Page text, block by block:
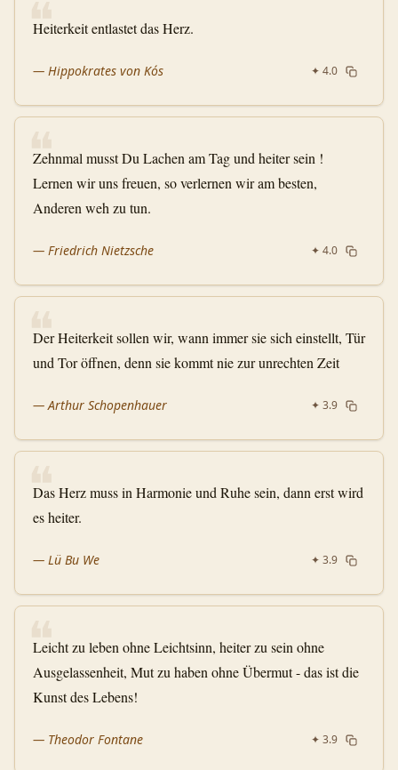
❝
Heiterkeit entlastet das Herz.
— Hippokrates von Kós ✦ 4.0
❝
Zehnmal musst Du Lachen am Tag und heiter sein !
Lernen wir uns freuen, so verlernen wir am besten,
Anderen weh zu tun.
— Friedrich Nietzsche ✦ 4.0
❝
Der Heiterkeit sollen wir, wann immer sie sich einstellt, Tür
und Tor öffnen, denn sie kommt nie zur unrechten Zeit
—Arthur Schopenhauer ✦ 3.9
❝
Das Herz muss in Harmonie und Ruhe sein, dann erst wird
es heiter.
— Lü Bu We ✦ 3.9
❝
Leicht zu leben ohne Leichtsinn, heiter zu sein ohne
Ausgelassenheit, Mut zu haben ohne Übermut - das ist die
Kunst des Lebens!
— Theodor Fontane ✦ 3.9